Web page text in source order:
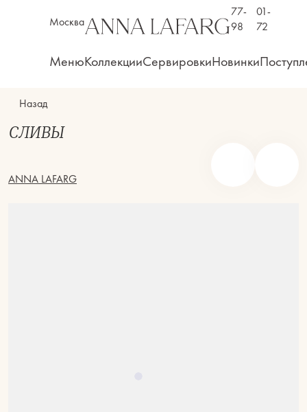
Москва
77-
98
01-
72
МенюКоллекцииСервировкиНовинки
Назад
СЛИВЫ
ANNA LAFARG